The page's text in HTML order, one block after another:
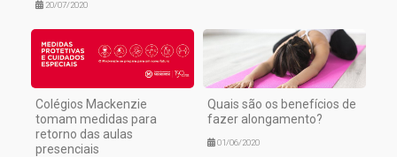
20/07/2020
Colégios Mackenzie
tomam medidas para
retorno das aulas
presenciais
Quais são os benefícios de
fazer alongamento?
01/06/2020